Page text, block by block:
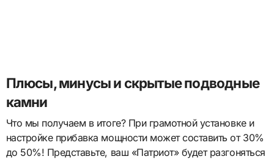
Плюсы, минусы и скрытые подводные
камни
Что мы получаем в итоге? При грамотной установке и
настройке прибавка мощности может составить от 30%
до 50%! Представьте, ваш «Патриот» будет разгоняться